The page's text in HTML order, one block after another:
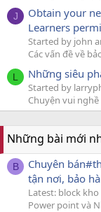
J
Obtain your
Learners
Started by john
Các vấn đề về
L Những siêu
Started by
Chuyện vui
Những bài mới
B
Chuyên
tận nơi, bảo
Latest: block kho
Power point và